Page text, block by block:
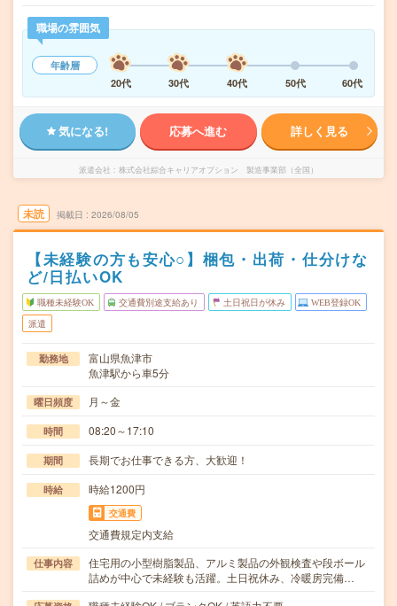
職場の雰囲気
年齢層
20代
30代 40代 50代 60代
気になる! 応募へ進む 詳しく見る
派遣会社 株式会社綜合キャリアオプション 製造事業部（全国）
未読 掲載日 2026/08/05
【未経験の方も安心○】梱包・出荷・仕分けな
ど/日払いOK
職種未経験OK 交通費別途支給あり 土日祝日が休み WEB登録OK
派遣
勤務地
富山県魚津市
魚津駅から車5分
曜日頻度 月～金
時間 08:20～17:10
期間 長期でお仕事できる方、大歓迎！
時給 時給1200円
交通費
交通費規定内支給
仕事内容
住宅用の小型樹脂製品、アルミ製品の外観検査や段ボール
詰めが中心で未経験も活躍。土日祝休み、冷暖房完備…